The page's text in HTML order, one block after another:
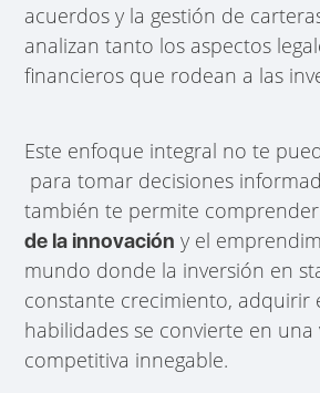
acuerdos y la gestión de
analizan tanto los aspectos
financieros que rodean a las
Este enfoque integral no te
para tomar decisiones
también te permite
de la innovación y el
mundo donde la inversión en
constante crecimiento, adquirir
habilidades se convierte en una
competitiva innegable.